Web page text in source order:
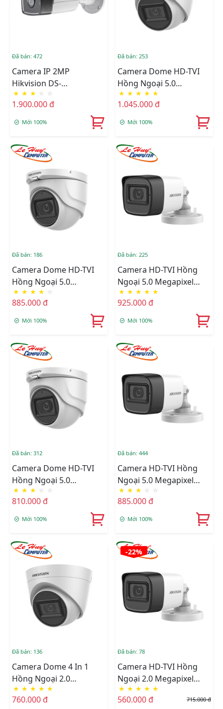
Đã bán: 472
Camera IP 2MP
Hikvision DS-
2CD2T23G0-I8
★ ★ ★ ☆ ☆
1.900.000 đ
Mới 100%
Đã bán: 253
Camera Dome HD-TVI
Hồng Ngoại 5.0
Megapixel HIKVISION
DS-2CE78H0T-IT3FS
★ ★ ★ ★ ★
1.045.000 đ
Mới 100%
Đã bán: 186
Camera Dome HD-TVI
Hồng Ngoại 5.0
Megapixel HIKVISION
DS-2CE76H0T-ITMFS
★ ★ ★ ★ ☆
885.000 đ
Mới 100%
Đã bán: 225
Camera HD-TVI Hồng
Ngoại 5.0 Megapixel
HIKVISION DS-
2CE16H0T-ITFS
★ ★ ★ ★ ★
925.000 đ
Mới 100%
Đã bán: 312
Camera Dome HD-TVI
Hồng Ngoại 5.0
Megapixel HIKVISION
DS-2CE76H0T-ITPFS
★ ★ ★ ☆ ☆
810.000 đ
Mới 100%
Đã bán: 444
Camera HD-TVI Hồng
Ngoại 5.0 Megapixel
HIKVISION DS-
2CE16H0T-ITPFS
★ ★ ★ ☆ ☆
885.000 đ
Mới 100%
Đã bán: 136
Camera Dome 4 In 1
Hồng Ngoại 2.0
Megapixel HIKVISION
DS-2CE78D0T-IT3FS
★ ★ ★ ★ ★
760.000 đ
-22%
Đã bán: 78
Camera HD-TVI Hồng
Ngoại 2.0 Megapixel
HIKVISION DS-
2CE16D0T-ITFS
★ ★ ★ ★ ★
560.000 đ 715.000 đ